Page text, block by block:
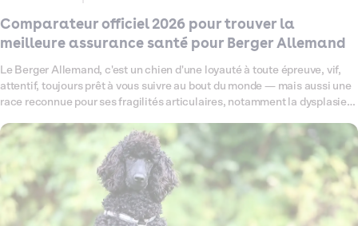
Comparateur officiel 2026 pour trouver la
meilleure assurance santé pour Berger Allemand
Le Berger Allemand, c'est un chien d'une loyauté à toute épreuve, vif,
attentif, toujours prêt à vous suivre au bout du monde — mais aussi une
race reconnue pour ses fragilités articulaires, notamment la dysplasie
2026 sur toutes les offres d'assurance santé disponibles pour votre
Berger Allemand, pour vous aider à trouver celle qui lui correspond
vraiment. Garanties, tarifs, exclusions : on décrypte tout, sans jargon,
pour que vous puissiez choisir sereinement.